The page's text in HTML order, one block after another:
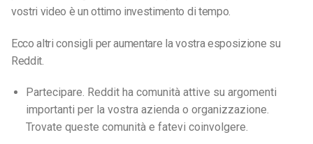
vostri video è un ottimo investimento di tempo.
Ecco altri consigli per aumentare la vostra esposizione su
Reddit.
Partecipare. Reddit ha comunità attive su argomenti
importanti per la vostra azienda o organizzazione.
Trovate queste comunità e fatevi coinvolgere.